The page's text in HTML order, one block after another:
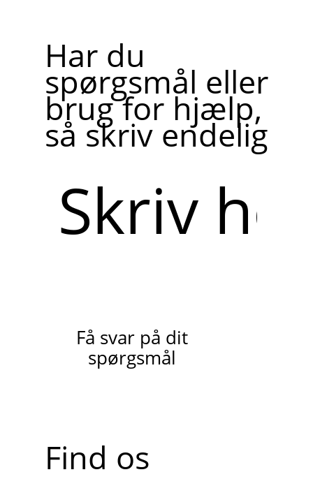
Har du
spørgsmål eller
brug for hjælp,
så skriv endelig
her
Få svar på dit
spørgsmål
Find os